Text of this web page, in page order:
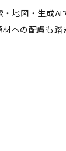
地図・生成
への配慮も